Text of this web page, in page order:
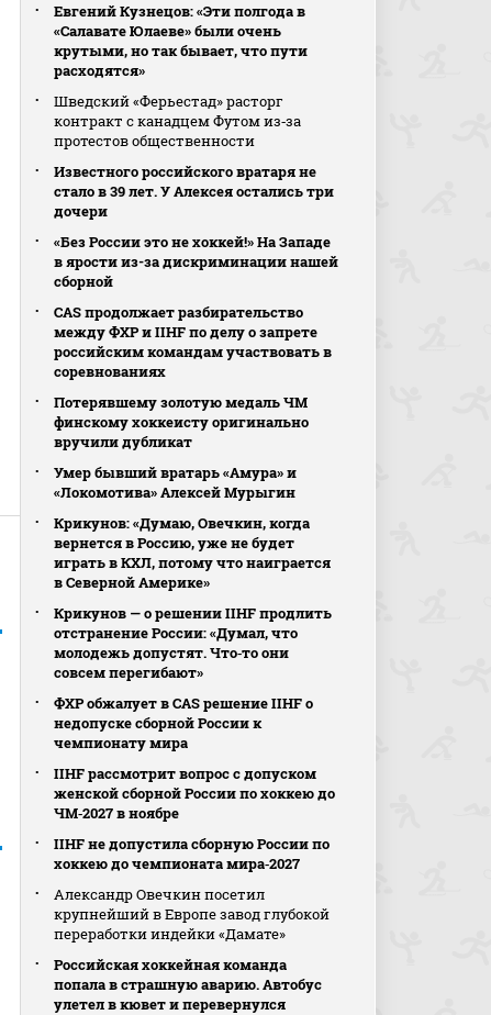
Евгений Кузнецов: «Эти полгода в
«Салавате Юлаеве» были очень
крутыми, но так бывает, что пути
расходятся»
Шведский «Ферьестад» расторг
контракт с канадцем Футом из‑за
протестов общественности
Известного российского вратаря не
стало в 39 лет. У Алексея остались три
дочери
«Без России это не хоккей!» На Западе
в ярости из-за дискриминации нашей
сборной
CAS продолжает разбирательство
между ФХР и IIHF по делу о запрете
российским командам участвовать в
соревнованиях
Потерявшему золотую медаль ЧМ
финскому хоккеисту оригинально
вручили дубликат
Умер бывший вратарь «Амура» и
«Локомотива» Алексей Мурыгин
Крикунов: «Думаю, Овечкин, когда
вернется в Россию, уже не будет
играть в КХЛ, потому что наиграется
в Северной Америке»
Крикунов — о решении IIHF продлить
отстранение России: «Думал, что
молодежь допустят. Что‑то они
совсем перегибают»
ФХР обжалует в CAS решение IIHF о
недопуске сборной России к
чемпионату мира
IIHF рассмотрит вопрос с допуском
женской сборной России по хоккею до
ЧМ‑2027 в ноябре
IIHF не допустила сборную России по
хоккею до чемпионата мира‑2027
Александр Овечкин посетил
крупнейший в Европе завод глубокой
переработки индейки «Дамате»
Российская хоккейная команда
попала в страшную аварию. Автобус
улетел в кювет и перевернулся